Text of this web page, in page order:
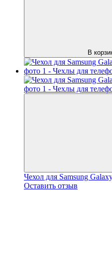
В
Чехол для Samsung
Оставить отзыв